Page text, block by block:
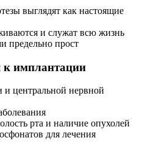
выглядят как настоящие
и служат всю жизнь
предельно прост
к имплантации
и центральной нервной
рта и наличие опухолей
для лечения